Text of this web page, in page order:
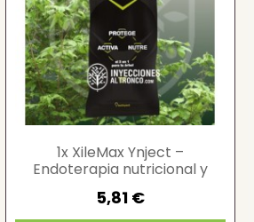
1x XileMax Ynject –
Endoterapia nutricional y
defensiva para árboles
5,81 €